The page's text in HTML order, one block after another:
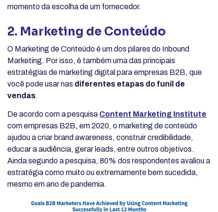
momento da escolha de um fornecedor.
2. Marketing de Conteúdo
O Marketing de Conteúdo é um dos pilares do Inbound
Marketing. Por isso, é também uma das principais
estratégias de marketing digital para empresas B2B, que
você pode usar nas diferentes etapas do funil de
vendas.
De acordo com a pesquisa Content Marketing Institute
com empresas B2B, em 2020, o marketing de conteúdo
ajudou a criar brand awareness, construir credibilidade,
educar a audiência, gerar leads, entre outros objetivos.
Ainda segundo a pesquisa, 80% dos respondentes avaliou a
estratégia como muito ou extremamente bem sucedida,
mesmo em ano de pandemia.